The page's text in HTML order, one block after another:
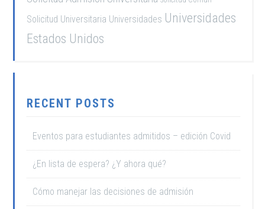
Solicitud Universitaria Universidades Universidades
Estados Unidos
RECENT POSTS
Eventos para estudiantes admitidos – edición Covid
¿En lista de espera? ¿Y ahora qué?
Cómo manejar las decisiones de admisión